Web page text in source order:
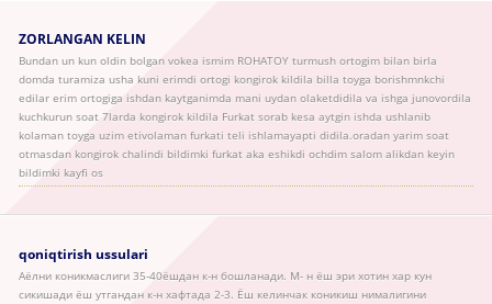
ZORLANGAN KELIN
Bundan un kun oldin bolgan vokea ismim ROHATOY turmush ortogim bilan birla
domda turamiza usha kuni erimdi ortogi kongirok kildila billa toyga borishmnkchi
edilar erim ortogiga ishdan kaytganimda mani uydan olaketdidila va ishga junovordila
kuchkurun soat 7larda kongirok kildila Furkat sorab kesa aytgin ishda ushlanib
kolaman toyga uzim etivolaman furkati teli ishlamayapti didila.oradan yarim soat
otmasdan kongirok chalindi bildimki furkat aka eshikdi ochdim salom alikdan keyin
bildimki kayfi os
qoniqtirish ussulari
Аёлни коникмаслиги 35-40ёшдан к-н бошланади. М- н ёш эри хотин хар кун
сикишади ёш утгандан к-н хафтада 2-3. Ёш келинчак коникиш нималигини